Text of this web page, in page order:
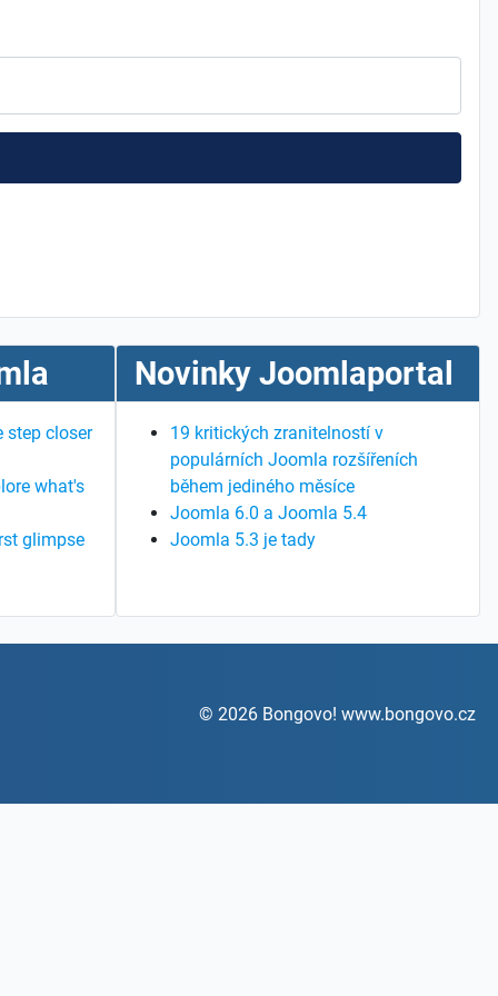
step closer
what's
glimpse
Novinky Joomlaportal
19 kritických zranitelností v
populárních Joomla rozšířeních
během jediného měsíce
Joomla 6.0 a Joomla 5.4
Joomla 5.3 je tady
© 2026 Bongovo! www.bongovo.cz